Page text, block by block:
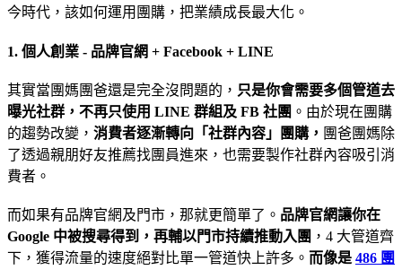
今時代，該如何運用團購，把業績成長最大化。
1. 個人創業 - 品牌官網 + Facebook + LINE
其實當團媽團爸還是完全沒問題的， 只是你會需要多個管道去
曝光社群，不再只使用 LINE 群組及 FB 社團 。由於現在團購
的趨勢改變， 消費者逐漸轉向「社群內容」團購， 團爸團媽除
了透過親朋好友推薦找團員進來，也需要製作社群內容吸引消
費者。
而如果有品牌官網及門市，那就更簡單了。 品牌官網讓你在
Google 中被搜尋得到，再輔以門市持續推動入團 ，4 大管道齊
下，獲得流量的速度絕對比單一管道快上許多。 而像是 486 團